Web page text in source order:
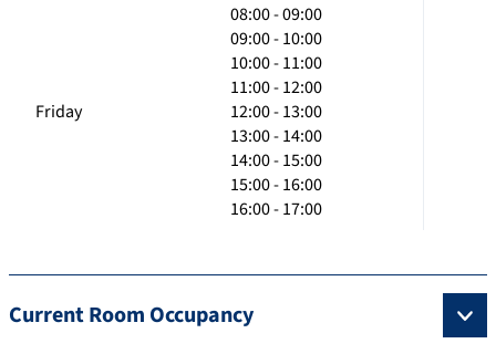
Friday
08:00 - 09:00
09:00 - 10:00
10:00 - 11:00
11:00 - 12:00
12:00 - 13:00
13:00 - 14:00
14:00 - 15:00
15:00 - 16:00
16:00 - 17:00
Current Room Occupancy